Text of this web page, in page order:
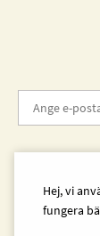
Hej, vi
fungera